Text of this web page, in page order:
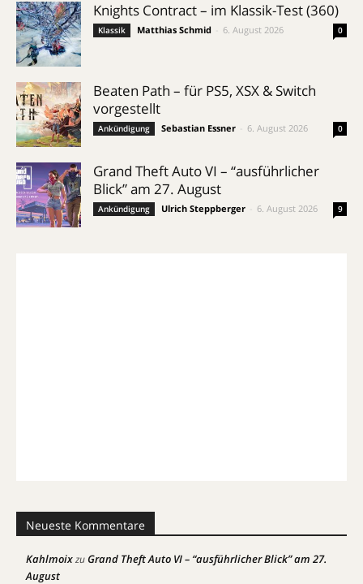
Knights Contract – im Klassik-Test (360)
Klassik Matthias Schmid 6. August 2026 0
Beaten Path – für PS5, XSX & Switch
vorgestellt
Ankündigung Sebastian Essner 6. August 2026 0
Grand Theft Auto VI – “ausführlicher
Blick” am 27. August
Ankündigung Ulrich Steppberger 6. August 2026 9
Neueste Kommentare
KahlmoixzuGrand Theft Auto VI – “ausführlicher Blick” am 27.
August